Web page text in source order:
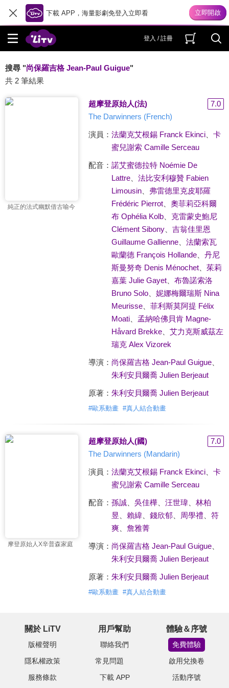
下載 APP，海量影劇免登入立即看
登入 / 註冊
搜尋 "尚保羅吉格 Jean-Paul Guigue"
共 2 筆結果
純正的法式幽默借古喻今
超摩登原始人(法)
7.0
The Darwinners (French)
演員： 法蘭克艾根錫 Franck Ekinci、 卡
蜜兒謝索 Camille Serceau
配音： 諾艾蜜德拉特 Noémie De
Lattre、 法比安利穆贊 Fabien
Limousin、 弗雷德里克皮耶羅
Frédéric Pierrot、 奧菲莉亞科爾
布 Ophélia Kolb、 克雷蒙史鮑尼
Clément Sibony、 吉翁佳里恩
Guillaume Gallienne、 法蘭索瓦
歐蘭德 François Hollande、 丹尼
斯曼努奇 Denis Ménochet、 茱莉
嘉葉 Julie Gayet、 布魯諾索洛
Bruno Solo、 妮娜梅爾瑞斯 Nina
Meurisse、 菲利斯莫阿提 Félix
Moati、 孟納哈佛貝肯 Magne-
Håvard Brekke、 艾力克斯威茲左
瑞克 Alex Vizorek
導演： 尚保羅吉格 Jean-Paul Guigue、
朱利安貝爾喬 Julien Berjeaut
原著： 朱利安貝爾喬 Julien Berjeaut
#歐系動畫 #真人結合動畫
摩登原始人X辛普森家庭
超摩登原始人(國)
7.0
The Darwinners (Mandarin)
演員： 法蘭克艾根錫 Franck Ekinci、 卡
蜜兒謝索 Camille Serceau
配音： 孫誠、 吳佳樺、 汪世瑋、 林柏
昱
賴緯、 錢欣郁、 周學禮
符
爽、 詹雅菁
導演： 尚保羅吉格 Jean-Paul Guigue、
朱利安貝爾喬 Julien Berjeaut
原著： 朱利安貝爾喬 Julien Berjeaut
#歐系動畫 #真人結合動畫
關於 LiTV
版權聲明
隱私權政策
服務條款
用戶幫助
聯絡我們
常見問題
下載 APP
體驗＆序號
免費體驗
啟用兌換卷
活動序號